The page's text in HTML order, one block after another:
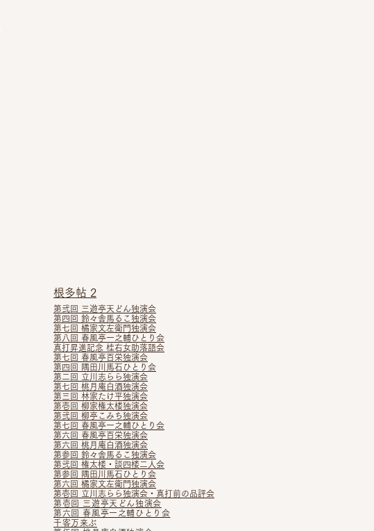
根多帖 2
第弐回 三遊亭天どん独演会
第四回 鈴々舎馬るこ独演会
第七回 橘家文左衛門独演会
第八回 春風亭一之輔ひとり会
真打昇進記念 桂右女助落語会
第七回 春風亭百栄独演会
第四回 隅田川馬石ひとり会
第二回 立川志らら独演会
第七回 桃月庵白酒独演会
第三回 林家たけ平独演会
第壱回 柳家権太楼独演会
第弐回 柳亭こみち独演会
第七回 春風亭一之輔ひとり会
第六回 春風亭百栄独演会
第六回 桃月庵白酒独演会
第参回 鈴々舎馬るこ独演会
第弐回 権太楼・談四楼二人会
第参回
隅田川馬石ひとり会
第六回 橘家文左衛門独演会
第壱回 立川志らら独演会・真打前の品評会
第壱回 三遊亭天どん独演会
第六回 春風亭一之輔ひとり会
千客万来ぶ